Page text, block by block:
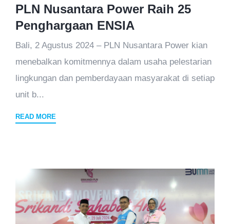
PLN Nusantara Power Raih 25
Penghargaan ENSIA
Bali, 2 Agustus 2024 – PLN Nusantara Power kian
menebalkan komitmennya dalam usaha pelestarian
lingkungan dan pemberdayaan masyarakat di setiap
unit b...
READ MORE